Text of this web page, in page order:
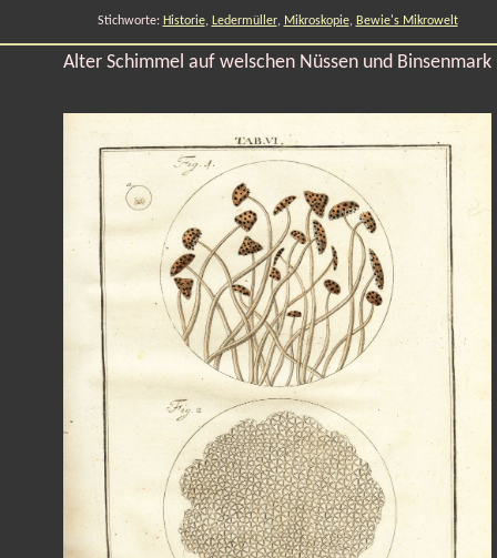
Stichworte: Historie, Ledermüller, Mikroskopie, Bewie's Mikrowelt
Alter Schimmel auf welschen Nüssen und Binsenmark